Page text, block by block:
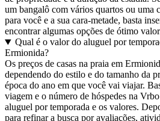
um bangalô com vários quartos ou uma
para você e a sua cara-metade, basta
encontrar algumas opções de ótimo
Qual é o valor do aluguel por
Ermionida?
Os preços de casas na praia em
dependendo do estilo e do tamanho da
época do ano em que você vai viajar.
viagem e o número de hóspedes na
aluguel por temporada e os valores.
para refinar a busca por avaliações,